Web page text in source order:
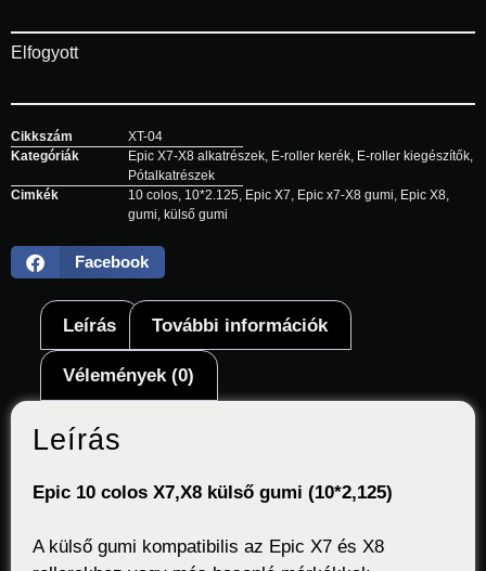
Elfogyott
Cikkszám
XT-04
Kategóriák
Epic X7-X8 alkatrészek, E-roller kerék, E-roller kiegészítők,
Pótalkatrészek
Cimkék
10 colos, 10*2.125, Epic X7, Epic x7-X8 gumi, Epic X8,
gumi, külső gumi
Facebook
Leírás További információk
Vélemények (0)
Leírás
Epic 10 colos X7,X8 külső gumi (10*2,125)
A külső gumi kompatibilis az Epic X7 és X8